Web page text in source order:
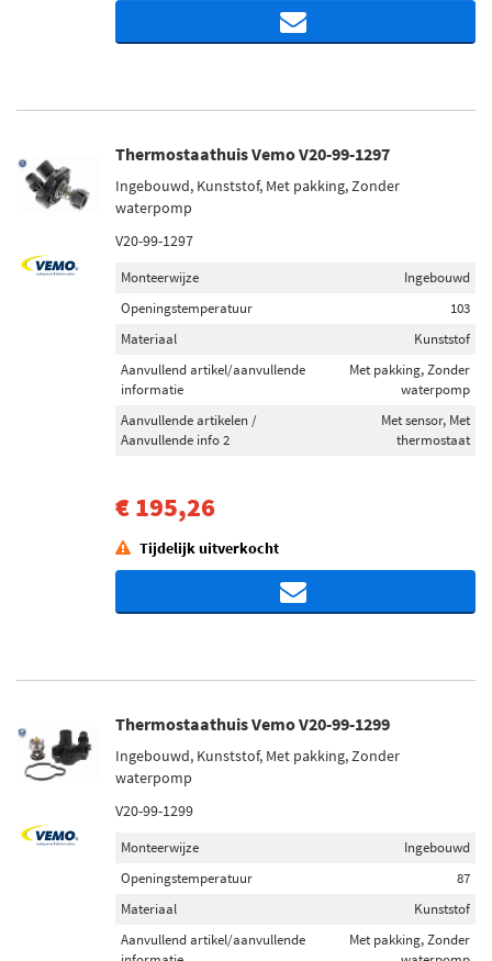
Thermostaathuis Vemo V20-99-1297
Ingebouwd, Kunststof, Met pakking, Zonder
waterpomp
V20-99-1297
Monteerwijze
Ingebouwd
Openingstemperatuur
103
Materiaal
Kunststof
Aanvullend artikel/aanvullende
informatie
Met pakking, Zonder
waterpomp
Aanvullende artikelen /
Aanvullende info 2
Met sensor, Met
thermostaat
€ 195,26
Tijdelijk uitverkocht
Thermostaathuis Vemo V20-99-1299
Ingebouwd, Kunststof, Met pakking, Zonder
waterpomp
V20-99-1299
Monteerwijze
Ingebouwd
Openingstemperatuur
87
Materiaal
Kunststof
Aanvullend artikel/aanvullende
Met pakking, Zonder